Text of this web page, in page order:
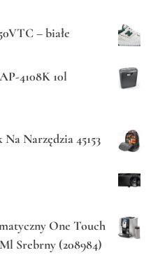
– białe
4108K 10l
Narzędzia 45153
One Touch
Srebrny (208984)